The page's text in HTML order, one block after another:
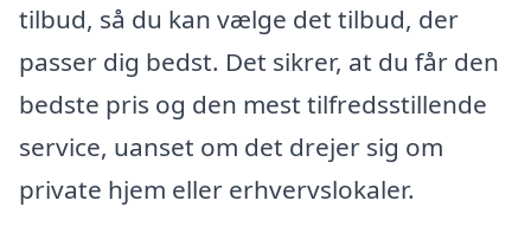
tilbud, så du kan vælge det tilbud, der
passer dig bedst. Det sikrer, at du får den
bedste pris og den mest tilfredsstillende
service, uanset om det drejer sig om
private hjem eller erhvervslokaler.